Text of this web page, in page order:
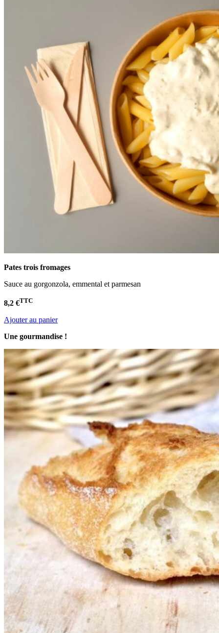
Pates trois fromages
Sauce au gorgonzola, emmental et parmesan
8,2 €TTC
Ajouter au panier
Une gourmandise !